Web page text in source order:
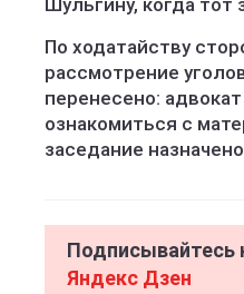
Шульгину, когда тот
По ходатайству
рассмотрение
перенесено:
ознакомиться с
заседание
Подписывайтесь
Яндекс Дзен